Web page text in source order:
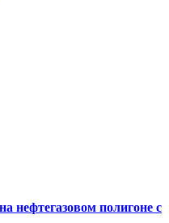
нефтегазовом полигоне с